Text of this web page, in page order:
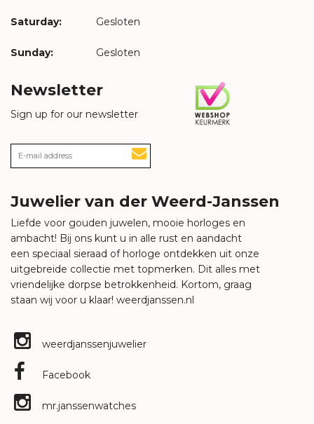
Saturday: Gesloten
Sunday: Gesloten
Newsletter
Sign up for our newsletter
Juwelier van der Weerd-Janssen
Liefde voor gouden juwelen, mooie horloges en
ambacht! Bij ons kunt u in alle rust en aandacht
een speciaal sieraad of horloge ontdekken uit onze
uitgebreide collectie met topmerken. Dit alles met
vriendelijke dorpse betrokkenheid. Kortom, graag
staan wij voor u klaar! weerdjanssen.nl
weerdjanssenjuwelier
Facebook
mr.janssenwatches